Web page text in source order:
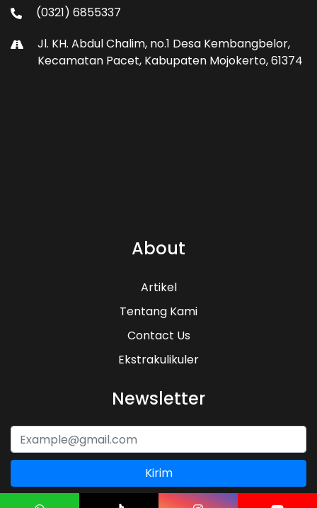
(0321) 6855337
Jl. KH. Abdul Chalim, no.1 Desa Kembangbelor,
Kecamatan Pacet, Kabupaten Mojokerto, 61374
About
Artikel
Tentang Kami
Contact Us
Ekstrakulikuler
Newsletter
Kirim